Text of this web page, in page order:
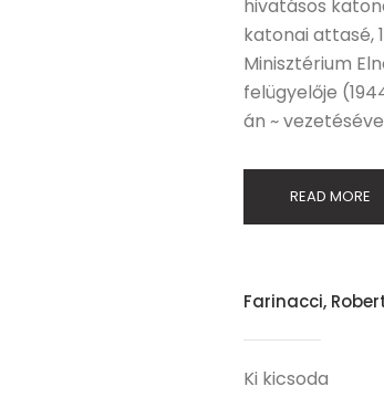
hivatásos
katonai attasé,
Minisztérium
felügyelője
án ~
READ MORE
Farinacci,
Ki kicsoda